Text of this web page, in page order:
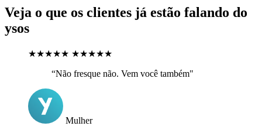
Veja o que os clientes já estão falando do
ysos
★★★★★ ★★★★★
“Não fresque não. Vem você também"
Mulher